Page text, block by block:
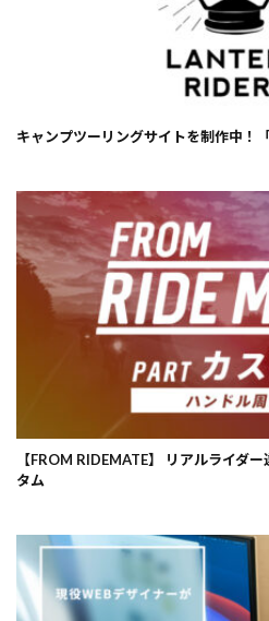
キャンプツーリングサイトを制作中！
【FROM RIDEMATE】 リアルライダ
タム